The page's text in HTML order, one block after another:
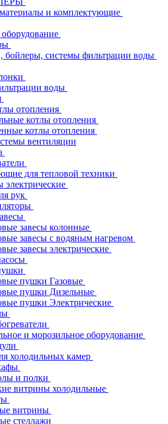
и комплектующие
бойлеры, системы фильтрации воды
воды
отопления
котлы отопления
котлы отопления
вентиляции
для тепловой техники
электрические
рук
завесы колонные
завесы с водяным нагревом
завесы электрические
пушки Газовые
пушки Дизельные
пушки Электрические
и морозильное оборудование
холодильных камер
и полки
витрины холодильные
витрины
стеллажи